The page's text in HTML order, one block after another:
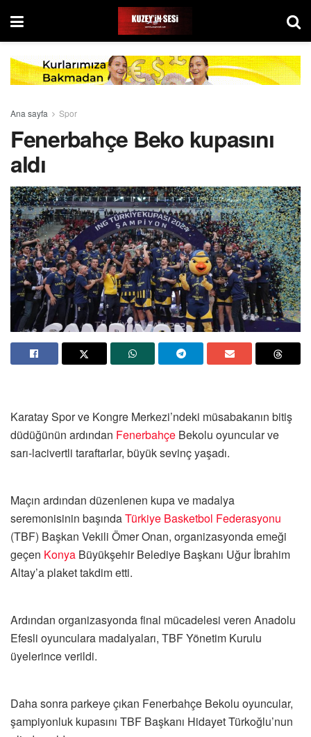
Ana sayfa Spor
Fenerbahçe Beko kupasını
aldı
Karatay Spor ve Kongre Merkezi’ndeki müsabakanın bitiş
düdüğünün ardından Fenerbahçe Bekolu oyuncular ve
sarı-lacivertli taraftarlar, büyük sevinç yaşadı.
Maçın ardından düzenlenen kupa ve madalya
seremonisinin başındaTürkiye Basketbol Federasyonu
(TBF) Başkan Vekili Ömer Onan, organizasyonda emeği
geçen Konya Büyükşehir Belediye Başkanı Uğur İbrahim
Altay’a plaket takdim etti.
Ardından organizasyonda final mücadelesi veren Anadolu
Efesli oyunculara madalyaları, TBF Yönetim Kurulu
üyelerince verildi.
Daha sonra parkeye çıkan Fenerbahçe Bekolu oyuncular,
şampiyonluk kupasını TBF Başkanı Hidayet Türkoğlu’nun